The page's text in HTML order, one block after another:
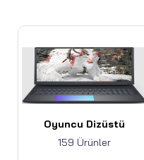
Oyuncu Dizüstü
159 Ürünler